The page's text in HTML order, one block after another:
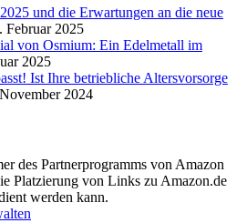
und die Erwartungen an die neue
Februar 2025
von Osmium: Ein Edelmetall im
2025
Ist Ihre betriebliche Altersvorsorge
2024
des Partnerprogramms von Amazon
Platzierung von Links zu Amazon.de
werden kann.